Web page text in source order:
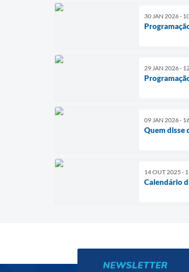
30 JAN 2026 -
29 JAN 2026 -
09 JAN 2026 -
Quem disse
14 OUT 2025 -
Calendário
NEWSLETTER